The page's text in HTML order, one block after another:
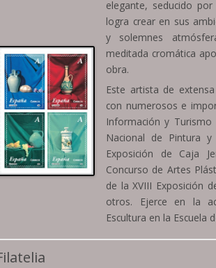
elegante, seducido
logra crear en sus
y solemnes
meditada cromática
obra.
Este artista de
con numerosos e
Información y
Nacional de Pintura
Exposición de Caja
Concurso de Artes
de la XVIII Exposición
otros. Ejerce en la
Escultura en la Escuela